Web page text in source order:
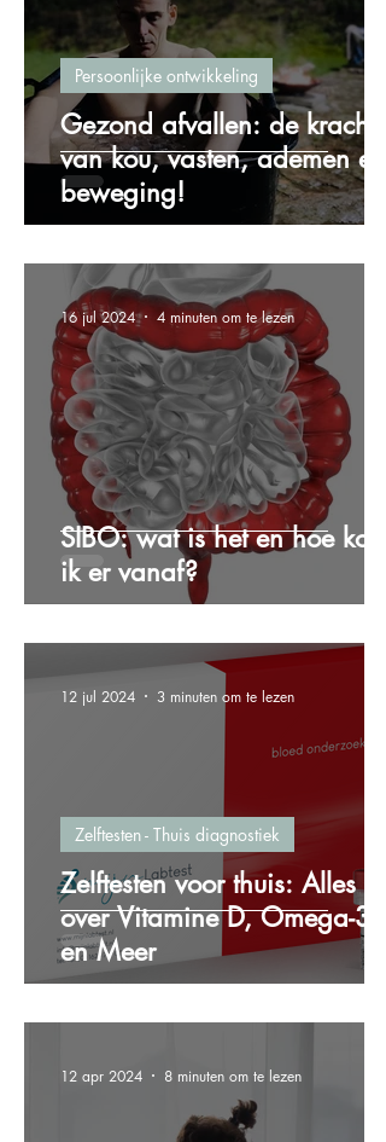
Gezond afvallen: de kracht
van kou, vasten, ademen en
beweging!
Persoonlijke ontwikkeling
SIBO: wat is het en hoe kom
ik er vanaf?
16 jul 2024 4 minuten om te lezen
Zelftesten voor thuis: Alles
over Vitamine D, Omega-3
en Meer
Zelftesten - Thuis diagnostiek
12 jul 2024 3 minuten om te lezen
12 apr 2024 8 minuten om te lezen